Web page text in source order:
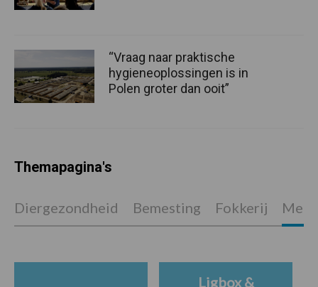
“Vraag naar praktische
hygieneoplossingen is in
Polen groter dan ooit”
Themapagina's
Diergezondheid Bemesting Fokkerij
Ligbox &